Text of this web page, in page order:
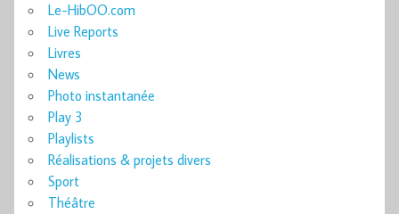
Le-HibOO.com
Live Reports
Livres
News
Photo instantanée
Play 3
Playlists
Réalisations & projets divers
Sport
Théâtre